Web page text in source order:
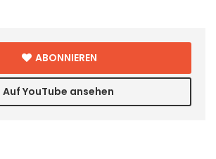
ABONNIEREN
Auf YouTube ansehen